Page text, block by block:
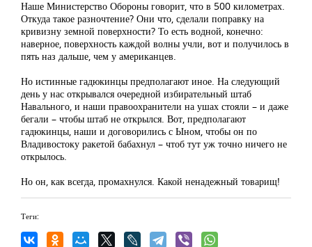
Наше Министерство Обороны говорит, что в 500 километрах.
Откуда такое разночтение? Они что, сделали поправку на
кривизну земной поверхности? То есть водной, конечно:
наверное, поверхность каждой волны учли, вот и получилось в
пять наз дальше, чем у американцев.
Но истинные гадюкинцы предполагают иное. На следующий
день у нас открывался очередной избирательный штаб
Навального, и наши правоохранители на ушах стояли – и даже
бегали – чтобы штаб не открылся. Вот, предполагают
гадюкинцы, наши и договорились с Ыном, чтобы он по
Владивостоку ракетой бабахнул – чтоб тут уж точно ничего не
открылось.
Но он, как всегда, промахнулся. Какой ненадежный товарищ!
Теги: